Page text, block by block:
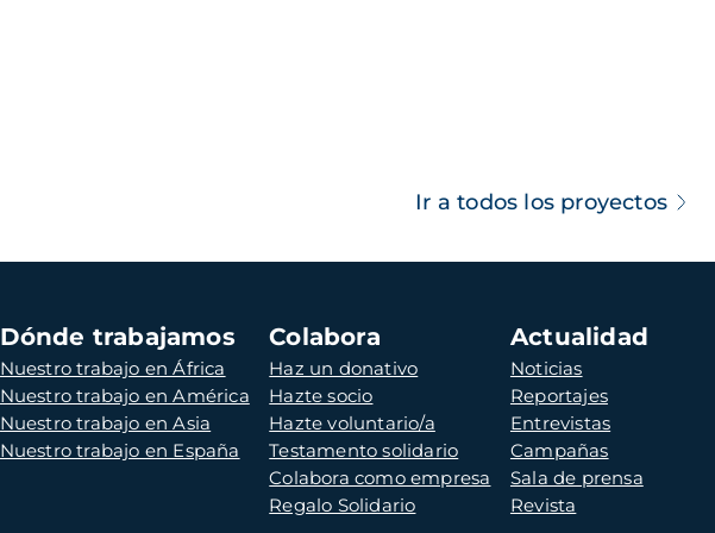
Ir a todos los proyectos
Dónde trabajamos
Nuestro trabajo en África
Nuestro trabajo en América
Nuestro trabajo en Asia
Nuestro trabajo en España
Colabora
Haz un donativo
Hazte socio
Hazte voluntario/a
Testamento solidario
Colabora como empresa
Regalo Solidario
Actualidad
Noticias
Reportajes
Entrevistas
Campañas
Sala de prensa
Revista